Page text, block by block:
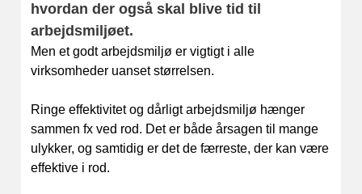
hvordan der også skal blive tid til
arbejdsmiljøet.
Men et godt arbejdsmiljø er vigtigt i alle
virksomheder uanset størrelsen.
Ringe effektivitet og dårligt arbejdsmiljø hænger
sammen fx ved rod. Det er både årsagen til mange
ulykker, og samtidig er det de færreste, der kan være
effektive i rod.